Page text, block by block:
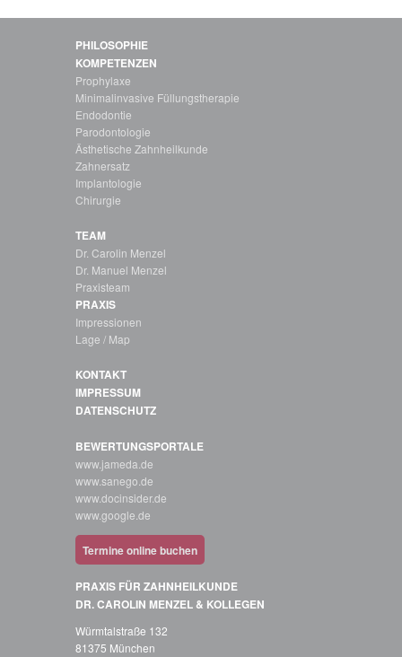
PHILOSOPHIE
KOMPETENZEN
Prophylaxe
Minimalinvasive Füllungstherapie
Endodontie
Parodontologie
Ästhetische Zahnheilkunde
Zahnersatz
Implantologie
Chirurgie
TEAM
Dr. Carolin Menzel
Dr. Manuel Menzel
Praxisteam
PRAXIS
Impressionen
Lage / Map
KONTAKT
IMPRESSUM
DATENSCHUTZ
BEWERTUNGSPORTALE
www.jameda.de
www.sanego.de
www.docinsider.de
www.google.de
Termine online buchen
PRAXIS FÜR ZAHNHEILKUNDE
DR. CAROLIN MENZEL & KOLLEGEN
Würmtalstraße 132
81375 München